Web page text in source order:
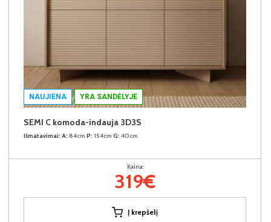
NAUJIENA YRA SANDĖLYJE
SEMI C komoda-indauja 3D3S
Išmatavimai: A: 84cm P: 154cm G: 40cm
Kaina:
319€
Į krepšelį